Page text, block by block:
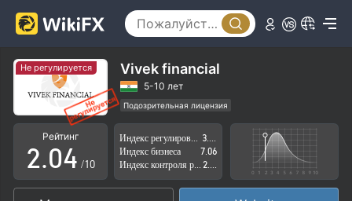
Не регулируется Vivek financial
5-10 лет
Подозрительная лицензия
Регион деятельности подозрителен
Высокие потенциальные риски
Рейтинг
0
1
2
3
.0
1
0
1
2
3
4
5
/10
Индекс бизнеса
7.06